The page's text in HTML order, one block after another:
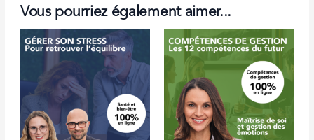
Vous pourriez également aimer...